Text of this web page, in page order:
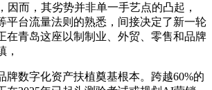
因而，其劣势并非单一手艺点的凸起，
平台流量法则的熟悉，间接决定了新一轮
在青岛这座以制制业、外贸、零售和品牌
，
数字化资产扶植奠基根本。跨越60%的